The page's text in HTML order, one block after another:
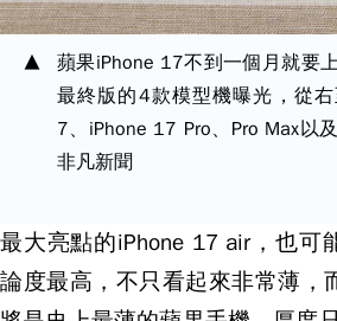
蘋果iPhone 17不到一個月就要
最終版的4款模型機曝光，從
7、iPhone 17 Pro、Pro Max以
非凡新聞
最大亮點的iPhone 17 air，也可
論度最高，不只看起來非常薄，